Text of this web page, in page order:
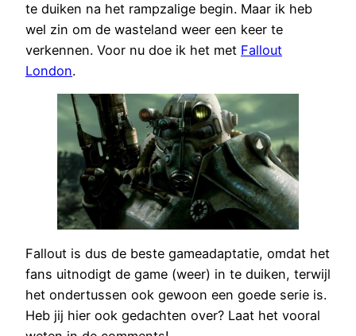
te duiken na het rampzalige begin. Maar ik heb
wel zin om de wasteland weer een keer te
verkennen. Voor nu doe ik het met Fallout
London.
Fallout is dus de beste gameadaptatie, omdat het
fans uitnodigt de game (weer) in te duiken, terwijl
het ondertussen ook gewoon een goede serie is.
Heb jij hier ook gedachten over? Laat het vooral